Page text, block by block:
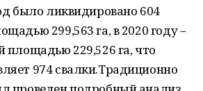
было ликвидировано 604
299,563 га, в 2020 году –
площадью 229,526 га, что
974 свалки.Традиционно